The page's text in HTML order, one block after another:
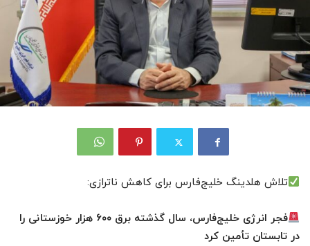
تلاش هلدینگ خلیج‌فارس برای کاهش ناترازی:
فجر انرژی خلیج‌فارس، سال گذشته برق ۶۰۰ هزار خوزستانی را
در تابستان تأمین کرد